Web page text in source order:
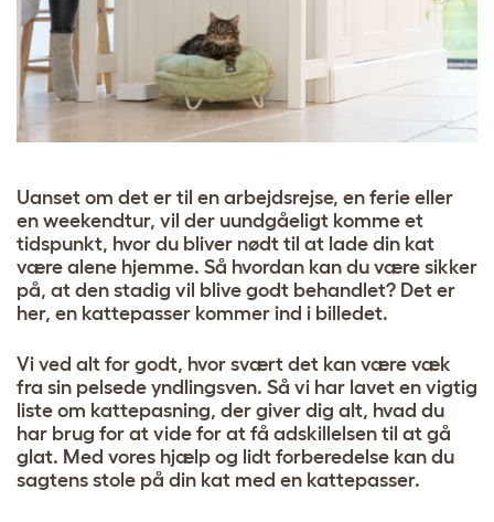
Uanset om det er til en arbejdsrejse, en ferie eller
en weekendtur, vil der uundgåeligt komme et
tidspunkt, hvor du bliver nødt til at lade din kat
være alene hjemme. Så hvordan kan du være sikker
på, at den stadig vil blive godt behandlet? Det er
her, en kattepasser kommer ind i billedet.
Vi ved alt for godt, hvor svært det kan være væk
fra sin pelsede yndlingsven. Så vi har lavet en vigtig
liste om kattepasning, der giver dig alt, hvad du
har brug for at vide for at få adskillelsen til at gå
glat. Med vores hjælp og lidt forberedelse kan du
sagtens stole på din kat med en kattepasser.